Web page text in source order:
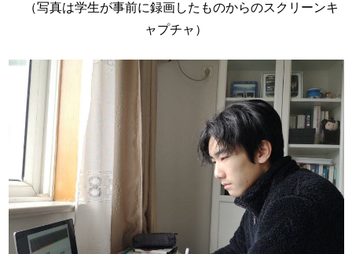
（写真は学生が事前に録画したものからのスクリーンキ
ャプチャ）